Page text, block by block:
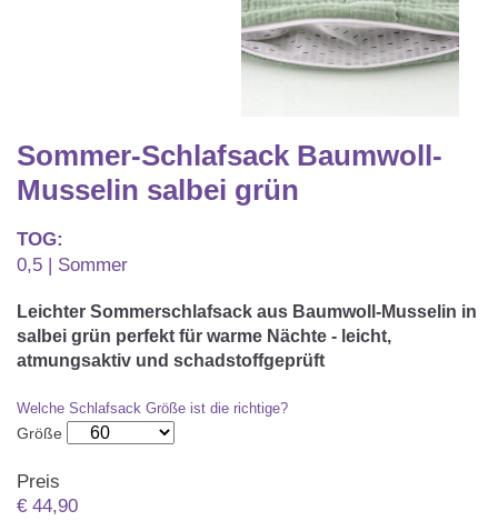
Matratzenschoner & -auflage
Sommerschlafsack
Innenschlafsack
Baby-Kuscheldecke
Kuschelkissen
STILLKISSEN & STILLTUCH
WICKELUNTERLAGEN
TEXTILIEN
Bettwäsche
Dreieckstuch & Schnuffeltuch
ENTWICKLUNGSFÖRDERUNG
Spezialkissen
GESCHENKGUTSCHEIN
GESCHENKSETS & AKTIONEN
Sommer-Schlafsack Baumwoll-
Musselin salbei grün
TOG:
0,5 | Sommer
Leichter Sommerschlafsack aus Baumwoll-Musselin in
salbei grün perfekt für warme Nächte - leicht,
atmungsaktiv und schadstoffgeprüft
Welche Schlafsack Größe ist die richtige?
Größe
Preis
€ 44,90